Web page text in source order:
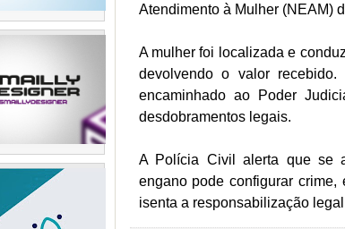
Atendimento à Mulher (NEAM)
A mulher foi localizada e
devolvendo o valor
encaminhado ao Poder
desdobramentos legais.
A Polícia Civil alerta que se
engano pode configurar
isenta a responsabilização